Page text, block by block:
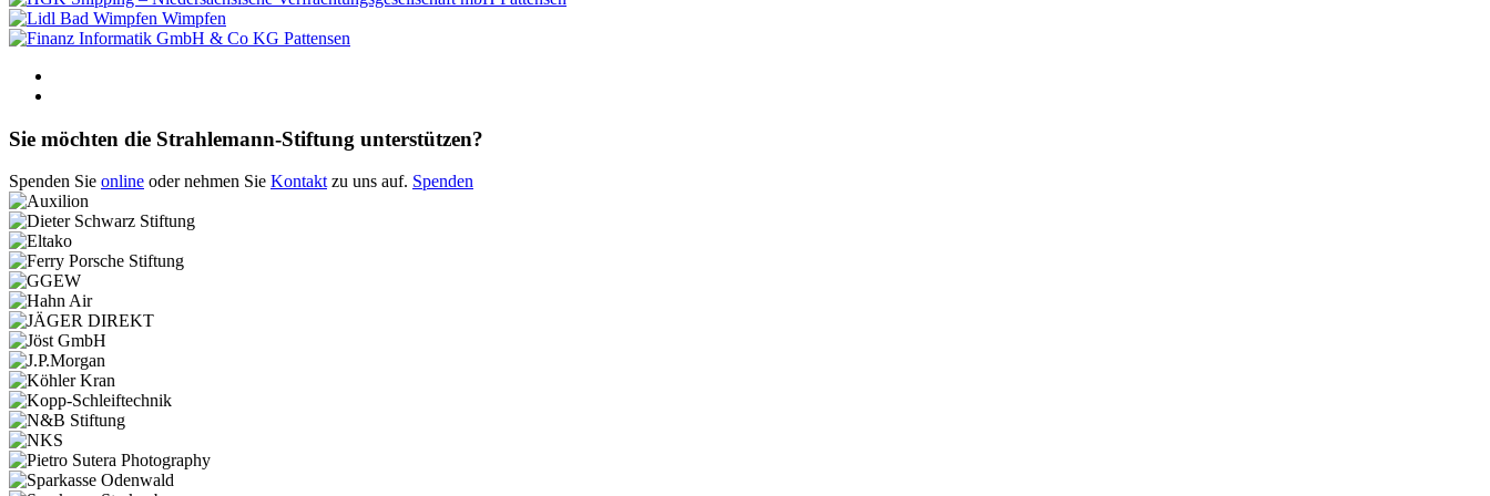
Wimpfen
Pattensen
Sie möchten die Strahlemann-Stiftung unterstützen?
Spenden Sie online oder nehmen Sie Kontakt zu uns auf. Spenden